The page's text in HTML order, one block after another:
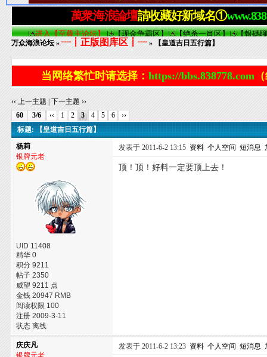
万众海浪论坛 »┈┋正版图库区┋┈» 【皇道吉日五行篇】
当网络繁忙时请选择： https://bbs.838778.com
‹‹ 上一主题 |下一主题 ››
60
3/6 ‹‹ 1 2 3 4 5 6
››
标题: 【皇道吉日五行篇】
杨莉
银牌元老
UID 11408
精华 0
积分 9211
帖子 2350
威望 9211 点
金钱 20947 RMB
阅读权限 100
注册 2009-3-11
状态 离线
发表于 2011-6-2 13:15 资料 个人空间 短消息
顶！顶！好料一定要顶上去！
庆庆凡
银牌元老
发表于 2011-6-2 13:23 资料 个人空间 短消息